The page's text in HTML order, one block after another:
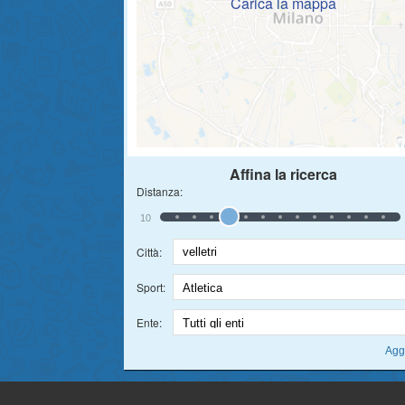
Affina la ricerca
Distanza:
10
Città:
Sport:
Ente: